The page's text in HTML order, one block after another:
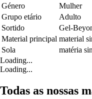
Género
Mulher
Grupo etário
Adulto
Sortido
Gel-
Material principal material
Sola
matéria
Loading...
Loading...
Todas as nossas